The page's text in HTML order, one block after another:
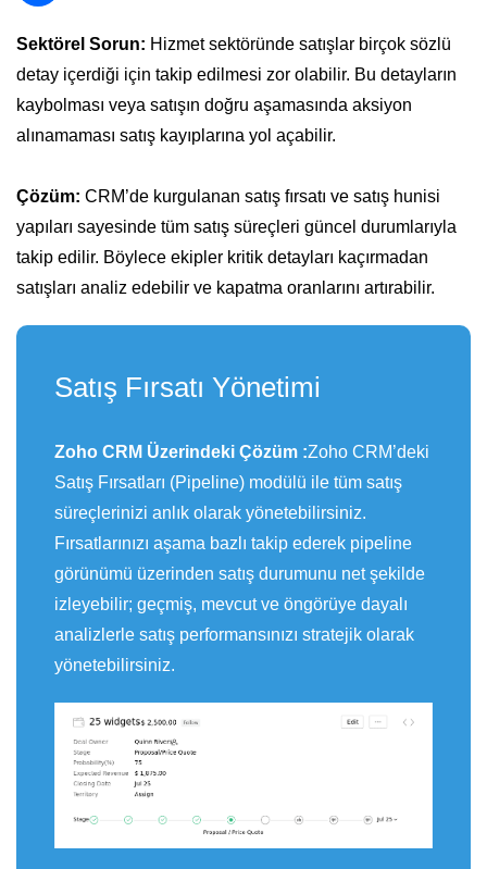
Sektörel Sorun: Hizmet sektöründe satışlar birçok sözlü
detay içerdiği için takip edilmesi zor olabilir. Bu detayların
kaybolması veya satışın doğru aşamasında aksiyon
alınamaması satış kayıplarına yol açabilir.
Çözüm: CRM’de kurgulanan satış fırsatı ve satış hunisi
yapıları sayesinde tüm satış süreçleri güncel durumlarıyla
takip edilir. Böylece ekipler kritik detayları kaçırmadan
satışları analiz edebilir ve kapatma oranlarını artırabilir.
Satış Fırsatı Yönetimi
Zoho CRM Üzerindeki Çözüm :Zoho CRM’deki
Satış Fırsatları (Pipeline) modülü ile tüm satış
süreçlerinizi anlık olarak yönetebilirsiniz.
Fırsatlarınızı aşama bazlı takip ederek pipeline
görünümü üzerinden satış durumunu net şekilde
izleyebilir; geçmiş, mevcut ve öngörüye dayalı
analizlerle satış performansınızı stratejik olarak
yönetebilirsiniz.